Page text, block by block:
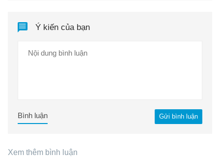
Ý kiến của bạn
Gửi bình luận
Bình luận
Xem thêm bình luận